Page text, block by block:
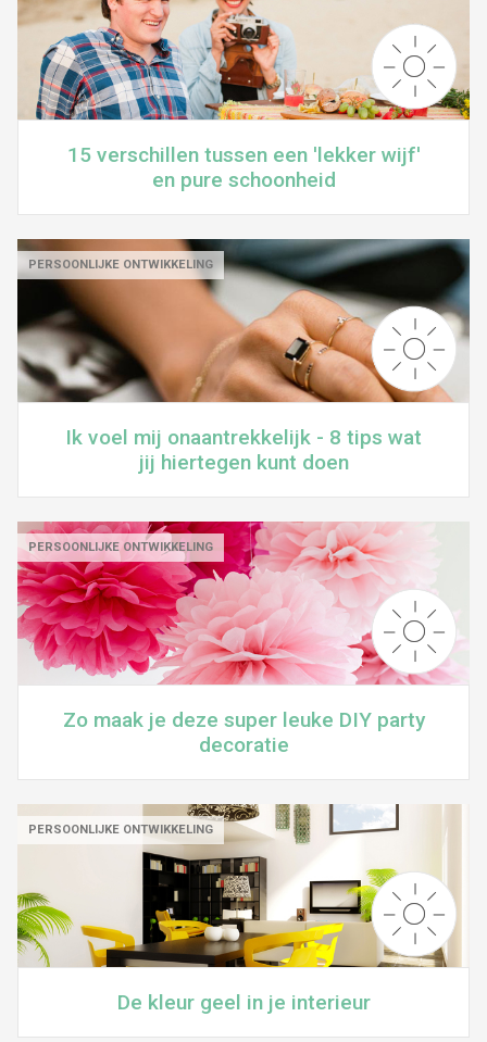
15 verschillen tussen een 'lekker wijf'
en pure schoonheid
PERSOONLIJKE ONTWIKKELING
Ik voel mij onaantrekkelijk - 8 tips wat
jij hiertegen kunt doen
PERSOONLIJKE ONTWIKKELING
Zo maak je deze super leuke DIY party
decoratie
PERSOONLIJKE ONTWIKKELING
De kleur geel in je interieur